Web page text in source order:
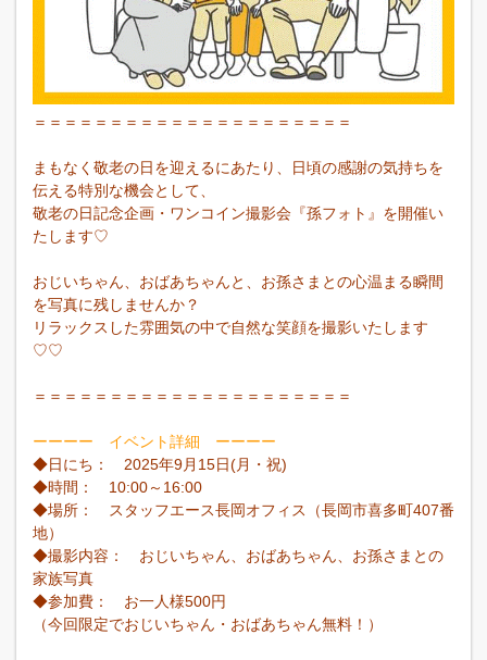
＝＝＝＝＝＝＝＝＝＝＝＝＝＝＝＝＝＝＝＝＝
まもなく敬老の日を迎えるにあたり、日頃の感謝の気持ちを
伝える特別な機会として、
敬老の日記念企画・ワンコイン撮影会『孫フォト』を開催い
たします♡
おじいちゃん、おばあちゃんと、お孫さまとの心温まる瞬間
を写真に残しませんか？
リラックスした雰囲気の中で自然な笑顔を撮影いたします
♡♡
＝＝＝＝＝＝＝＝＝＝＝＝＝＝＝＝＝＝＝＝＝
ーーーー イベント詳細 ーーーー
◆日にち： 2025年9月15日(月・祝)
◆時間： 10:00～16:00
◆場所： スタッフエース長岡オフィス（長岡市喜多町407番
地）
◆撮影内容： おじいちゃん、おばあちゃん、お孫さまとの
家族写真
◆参加費： お一人様500円
（今回限定でおじいちゃん・おばあちゃん無料！）